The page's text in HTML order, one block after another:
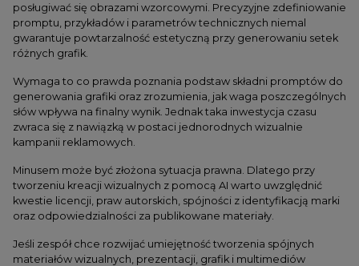
posługiwać się obrazami wzorcowymi. Precyzyjne zdefiniowanie
promptu, przykładów i parametrów technicznych niemal
gwarantuje powtarzalność estetyczną przy generowaniu setek
różnych grafik.
Wymaga to co prawda poznania podstaw składni promptów do
generowania grafiki oraz zrozumienia, jak waga poszczególnych
słów wpływa na finalny wynik. Jednak taka inwestycja czasu
zwraca się z nawiązką w postaci jednorodnych wizualnie
kampanii reklamowych.
Minusem może być złożona sytuacja prawna. Dlatego przy
tworzeniu kreacji wizualnych z pomocą AI warto uwzględnić
kwestie licencji, praw autorskich, spójności z identyfikacją marki
oraz odpowiedzialności za publikowane materiały.
Jeśli zespół chce rozwijać umiejętność tworzenia spójnych
materiałów wizualnych, prezentacji, grafik i multimediów